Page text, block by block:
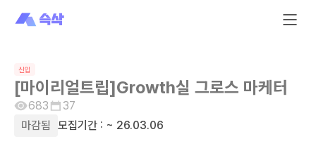
신입
[마이리얼트립]Growth실 그로스 마케터
683
37
마감됨
모집기간 : ~ 26.03.06